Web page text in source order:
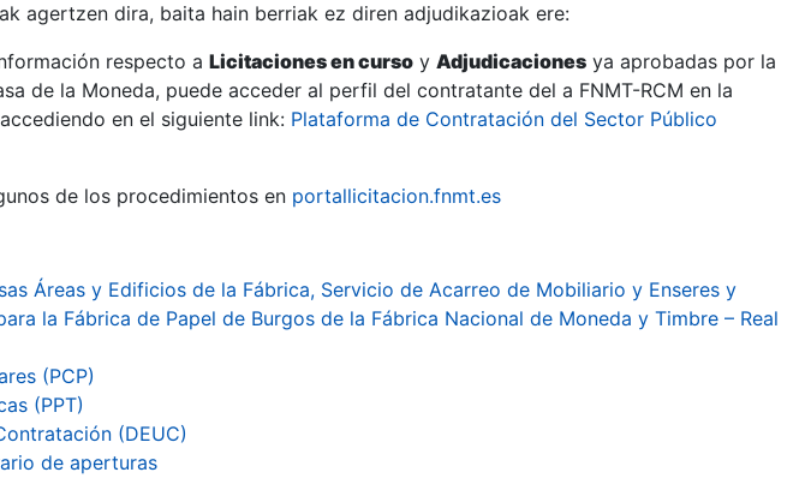
agertzen dira, baita hain berriak ez diren adjudikazioak ere:
respecto a Licitaciones en curso y Adjudicaciones ya aprobadas por la
de la Moneda, puede acceder al perfil del contratante del a FNMT-RCM en la
en el siguiente link: Plataforma de Contratación del Sector Público
de los procedimientos en portallicitacion.fnmt.es
Áreas y Edificios de la Fábrica, Servicio de Acarreo de Mobiliario y Enseres y
la Fábrica de Papel de Burgos de la Fábrica Nacional de Moneda y Timbre – Real
(PCP)
(PPT)
(DEUC)
de aperturas